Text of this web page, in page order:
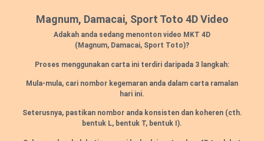
Magnum, Damacai, Sport Toto 4D Video
Adakah anda sedang menonton video MKT 4D
(Magnum, Damacai, Sport Toto)?
Proses menggunakan carta ini terdiri daripada 3 langkah:
Mula-mula, cari nombor kegemaran anda dalam carta ramalan
hari ini.
Seterusnya, pastikan nombor anda konsisten dan koheren (cth.
bentuk L, bentuk T, bentuk I).